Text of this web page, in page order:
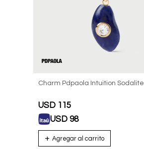
Charm Pdpaola Intuition Sodalite
USD 115
USD 98